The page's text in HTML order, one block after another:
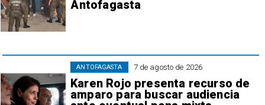
Antofagasta
7 de agosto de 2026
Karen Rojo presenta recurso de
amparo para buscar audiencia
ANTOFAGASTA